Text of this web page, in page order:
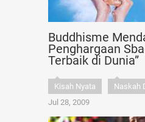
Buddhisme
Penghargaan
Terbaik di Dunia”
Kisah Nyata
Naskah
Jul 28, 2009